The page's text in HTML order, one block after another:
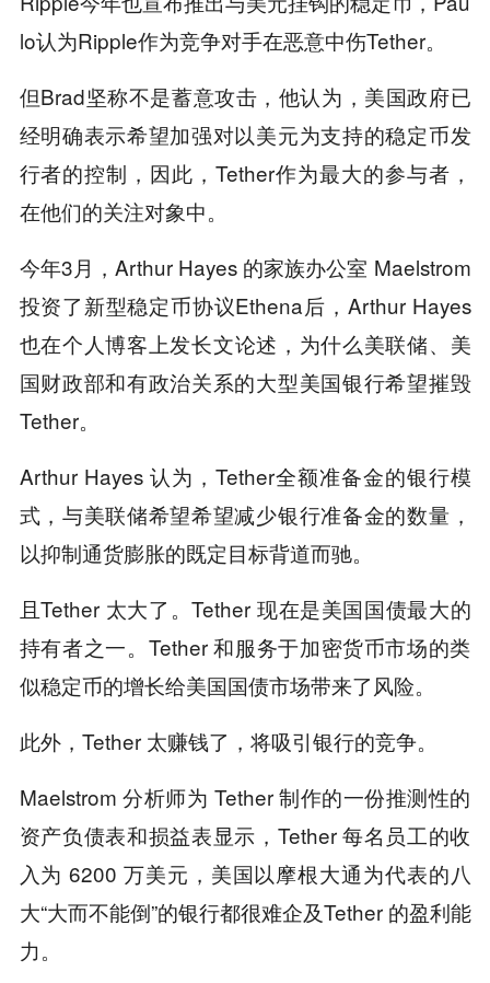
lo认为Ripple作为竞争对手在恶意中伤Tether。
但Brad坚称不是蓄意攻击，他认为，美国政府已
经明确表示希望加强对以美元为支持的稳定币发
行者的控制，因此，Tether作为最大的参与者，
在他们的关注对象中。
今年3月，Arthur Hayes 的家族办公室 Maelstrom
投资了新型稳定币协议Ethena后，Arthur Hayes
也在个人博客 上发长文论述，为什么美联储、美
国财政部和有政治关系的大型美国银行希望摧毁
Tether。
Arthur Hayes 认为，Tether全额准备金的银行模
式，与美联储希望希望减少银行准备金的数量，
以抑制通货膨胀的既定目标背道而驰。
且Tether 太大了。Tether 现在是美国国债最大的
持有者之一。Tether 和服务于加密货币市场的类
似稳定币的增长给美国国债市场带来了风险。
此外，Tether 太赚钱了，将吸引银行的竞争。
Maelstrom 分析师为 Tether 制作的一份推测性的
资产负债表和损益表显示，Tether 每名员工的收
入为 6200 万美元，美国以摩根大通为代表的八
大“大而不能倒”的银行都很难企及Tether 的盈利能
力。